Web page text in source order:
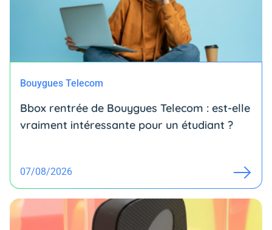
Bouygues Telecom
Bbox rentrée de Bouygues Telecom : est-elle
vraiment intéressante pour un étudiant ?
07/08/2026